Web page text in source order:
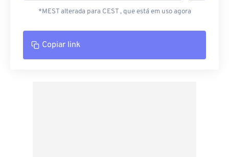
*MEST alterada para CEST , que está em uso agora
Copiar link